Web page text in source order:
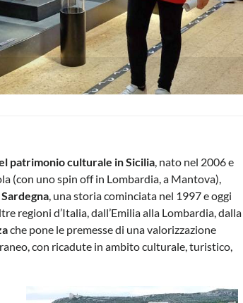
patrimonio culturale in Sicilia , nato nel 2006 e
(con uno spin off in Lombardia, a Mantova),
, una storia cominciata nel 1997 e oggi
regioni d’Italia, dall’Emilia alla Lombardia, dalla
che pone le premesse di una valorizzazione
con ricadute in ambito culturale, turistico,